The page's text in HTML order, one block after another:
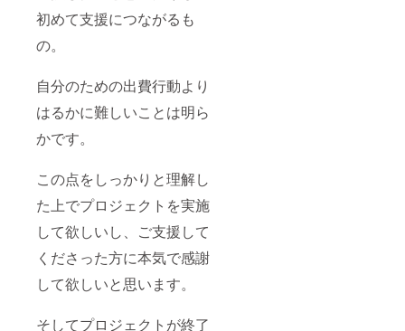
初めて支援につながるも
の。
自分のための出費行動より
はるかに難しいことは明ら
かです。
この点をしっかりと理解し
た上でプロジェクトを実施
して欲しいし、ご支援して
くださった方に本気で感謝
して欲しいと思います。
そしてプロジェクトが終了